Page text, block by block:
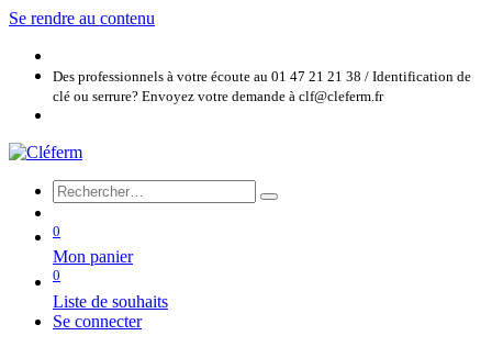
Se rendre au contenu
Des professionnels à votre écoute au 01 47 21 21 38 / Identification de
clé ou serrure? Envoyez votre demande à clf@cleferm.fr
0
Mon panier
0
Liste de souhaits
Se connecter